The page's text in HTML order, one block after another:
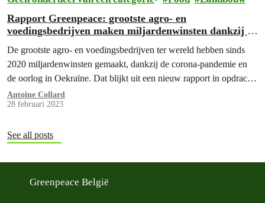
Rapport Greenpeace: grootste agro- en
voedingsbedrijven maken miljardenwinsten dankzij de
De grootste agro- en voedingsbedrijven ter wereld hebben sinds
2020 miljardenwinsten gemaakt, dankzij de corona-pandemie en
de oorlog in Oekraïne. Dat blijkt uit een nieuw rapport in opdracht
van Greenpeace.
Antoine Collard
28 februari 2023
See all posts
Greenpeace België